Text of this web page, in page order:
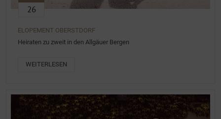
26
ELOPEMENT OBERSTDORF
Heiraten zu zweit in den Allgäuer Bergen
WEITERLESEN